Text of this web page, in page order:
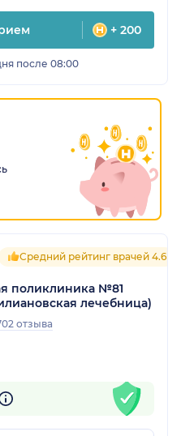
+ 200
после 08:00
Средний рейтинг врачей 4.6
поликлиника №81
лечебница)
отзыва